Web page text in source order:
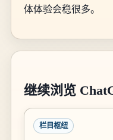
体体验会稳很多。
继续浏览
栏目枢纽